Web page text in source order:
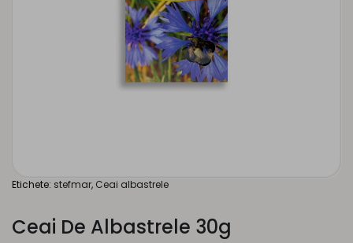
Etichete: stefmar, Ceai albastrele
Ceai De Albastrele 30g